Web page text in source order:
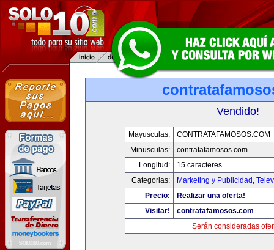
Vendido!
Mayusculas:
CONTRATAFAMOSOS.COM
Minusculas:
contratafamosos.com
Longitud:
15 caracteres
Categorias:
Marketing y Publicidad ,
Precio:
Realizar una oferta!
Visitar!
contratafamosos.com
Serán consideradas